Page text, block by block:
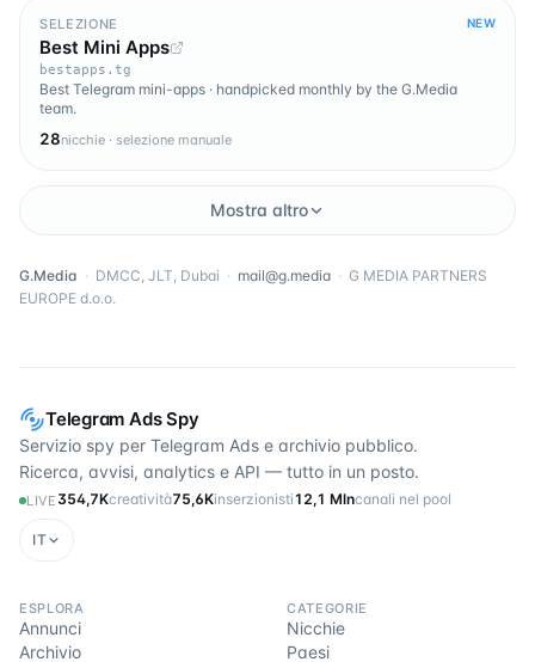
Telegram Ads Spy
Servizio spy per Telegram Ads e archivio pubblico.
Ricerca, avvisi, analytics e API — tutto in un posto.
LIVE 354,7Kcreatività75,6Kinserzionisti12,1 Mlncanali nel pool
IT
ESPLORA
Annunci
Archivio
CATEGORIE
Nicchie
Paesi
SELEZIONE NEW
Best Mini Apps
bestapps.tg
Best Telegram mini-apps · handpicked monthly by the G.Media
team.
28nicchie · selezione manuale
Mostra altro
G.Media · DMCC, JLT, Dubai · mail@g.media · G MEDIA PARTNERS
EUROPE d.o.o.